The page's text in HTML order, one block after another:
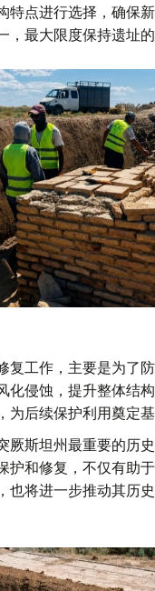
特点进行选择，确保
，最大限度保持遗址的
复工作，主要是为了
化侵蚀，提升整体结
为后续保护利用奠定基
厥斯坦州最重要的历
护和修复，不仅有助
也将进一步推动其历